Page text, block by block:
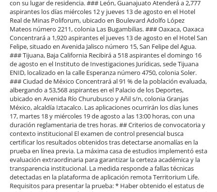
con su lugar de residencia. ### León, Guanajuato Atenderá a 2,777
aspirantes los días miércoles 12 y jueves 13 de agosto en el Hotel
Real de Minas Poliforum, ubicado en Boulevard Adolfo López
Mateos número 2211, colonia Las Bugambilias. ### Oaxaca, Oaxaca
Concentrará a 1,920 aspirantes el jueves 13 de agosto en el Hotel San
Felipe, situado en Avenida Jalisco número 15, San Felipe del Agua.
### Tijuana, Baja California Recibirá a 518 aspirantes el domingo 16
de agosto en el Instituto de Investigaciones Jurídicas, sede Tijuana
ENID, localizado en la calle Esperanza número 4750, colonia Soler.
### Ciudad de México Concentrará al 91 % de la población evaluada,
albergando a 53,568 aspirantes en el Palacio de los Deportes,
ubicado en Avenida Río Churubusco y Añil s/n, colonia Granjas
México, alcaldía Iztacalco. Las aplicaciones ocurrirán los días lunes
17, martes 18 y miércoles 19 de agosto a las 13:00 horas, con una
duración reglamentaria de tres horas. ## Criterios de convocatoria y
contexto institucional El examen de control presencial busca
certificar los resultados obtenidos tras detectarse anomalías en la
prueba en línea previa. La máxima casa de estudios implementó esta
evaluación extraordinaria para garantizar la certeza académica y la
transparencia institucional. La medida responde a fallas técnicas
detectadas en la plataforma de aplicación remota Territorium Life.
Requisitos para presentar la prueba: * Haber obtenido el estatus de